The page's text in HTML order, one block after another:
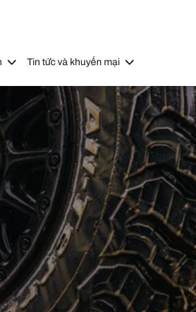
Tin tức và khuyến mại